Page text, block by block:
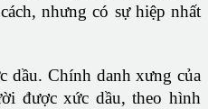
nhưng có sự hiệp nhất
dầu. Chính danh xưng của
được xức dầu, theo hình